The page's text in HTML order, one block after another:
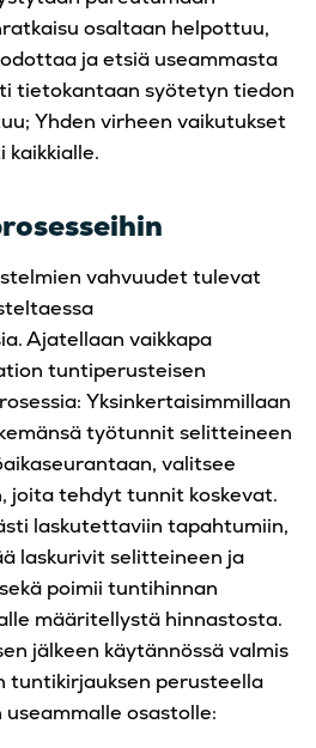
osaltaan helpottuu,
ja etsiä useammasta
tietokantaan syötetyn tiedon
Yhden virheen vaikutukset
vahvuudet tulevat
Ajatellaan vaikkapa
tuntiperusteisen
Yksinkertaisimmillaan
työtunnit selitteineen
valitsee
joita tehdyt tunnit koskevat.
laskutettaviin tapahtumiin,
laskurivit selitteineen ja
poimii tuntihinnan
määritellystä hinnastosta.
jälkeen käytännössä valmis
tuntikirjauksen perusteella
osastolle: